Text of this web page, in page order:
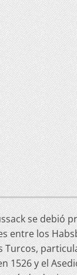
se debió
entre los
Turcos,
1526 y el